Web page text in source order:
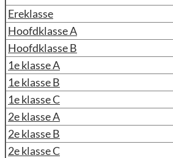
Ereklasse
Hoofdklasse A
Hoofdklasse B
1e klasse A
1e klasse B
1e klasse C
2e klasse A
2e klasse B
2e klasse C